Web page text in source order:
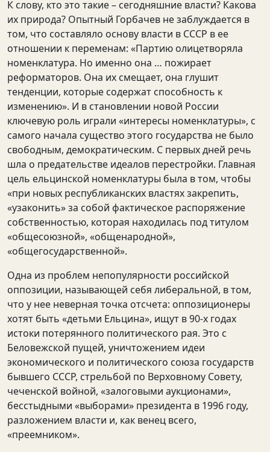
К слову, кто это такие – сегодняшние власти? Какова
их природа? Опытный Горбачев не заблуждается в
том, что составляло основу власти в СССР в ее
отношении к переменам: «Партию олицетворяла
номенклатура. Но именно она … пожирает
реформаторов. Она их смещает, она глушит
тенденции, которые содержат способность к
изменению». И в становлении новой России
ключевую роль играли «интересы номенклатуры», с
самого начала существо этого государства не было
свободным, демократическим. С первых дней речь
шла о предательстве идеалов перестройки. Главная
цель ельцинской номенклатуры была в том, чтобы
«при новых республиканских властях закрепить,
«узаконить» за собой фактическое распоряжение
собственностью, которая находилась под титулом
«общесоюзной», «общенародной»,
«общегосударственной».
Одна из проблем непопулярности российской
оппозиции, называющей себя либеральной, в том,
что у нее неверная точка отсчета: оппозиционеры
хотят быть «детьми Ельцина», ищут в 90-х годах
истоки потерянного политического рая. Это с
Беловежской пущей, уничтожением идеи
экономического и политического союза государств
бывшего СССР, стрельбой по Верховному Совету,
чеченской войной, «залоговыми аукционами»,
бесстыдными «выборами» президента в 1996 году,
разложением власти и, как венец всего,
«преемником».